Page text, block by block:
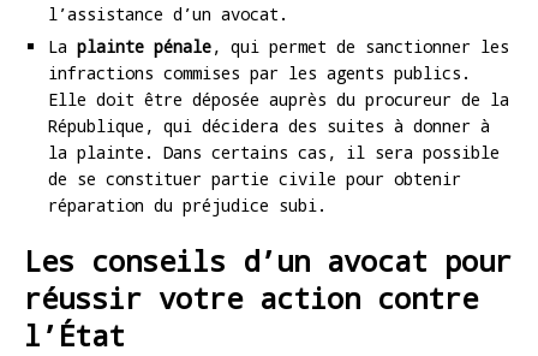
l’assistance d’un avocat.
La plainte pénale, qui permet de sanctionner les
infractions commises par les agents publics.
Elle doit être déposée auprès du procureur de la
République, qui décidera des suites à donner à
la plainte. Dans certains cas, il sera possible
de se constituer partie civile pour obtenir
réparation du préjudice subi.
Les conseils d’un avocat pour
réussir votre action contre
l’État